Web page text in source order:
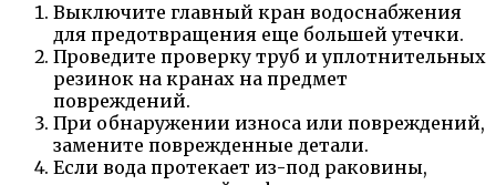
Выключите главный кран водоснабжения
для предотвращения еще большей утечки.
Проведите проверку труб и уплотнительных
резинок на кранах на предмет
повреждений.
При обнаружении износа или повреждений,
замените поврежденные детали.
Если вода протекает из-под раковины,